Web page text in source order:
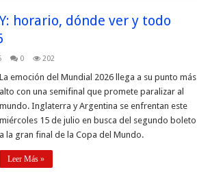
horario, dónde ver y todo
0 202
La emoción del Mundial 2026 llega a su punto más
alto con una semifinal que promete paralizar al
mundo. Inglaterra y Argentina se enfrentan este
miércoles 15 de julio en busca del segundo boleto
a la gran final de la Copa del Mundo.
Leer Más »